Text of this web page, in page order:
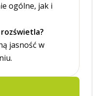
ogólne, jak i
jasność w